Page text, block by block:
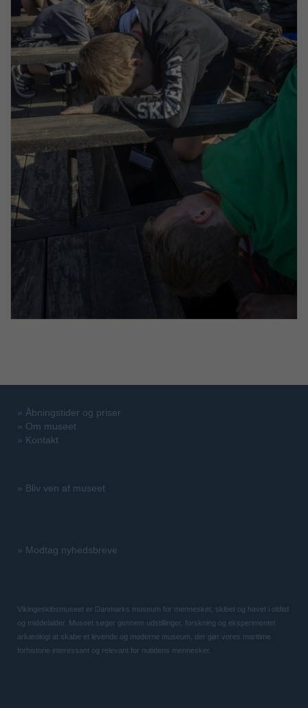
» Åbningstider og priser
» Om museet
» Kontakt
» Bliv ven af museet
» Modtag nyhedsbreve
Vikingeskibsmuseet er Danmarks museum for mennesket, skibet og havet i oldtid
og middelalder. Museet søger gennem udstillinger, forskning og eksperimentel
arkæologi at skabe et levende og moderne museum, der gør vores maritime
forhistorie interessant og relevant for nutidens mennesker.